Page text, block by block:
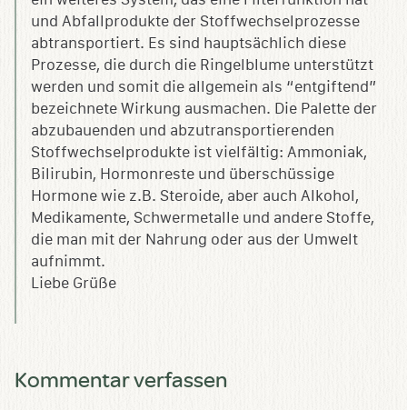
und Abfallprodukte der Stoffwechselprozesse
abtransportiert. Es sind hauptsächlich diese
Prozesse, die durch die Ringelblume unterstützt
werden und somit die allgemein als “entgiftend”
bezeichnete Wirkung ausmachen. Die Palette der
abzubauenden und abzutransportierenden
Stoffwechselprodukte ist vielfältig: Ammoniak,
Bilirubin, Hormonreste und überschüssige
Hormone wie z.B. Steroide, aber auch Alkohol,
Medikamente, Schwermetalle und andere Stoffe,
die man mit der Nahrung oder aus der Umwelt
aufnimmt.
Liebe Grüße
Kommentar verfassen